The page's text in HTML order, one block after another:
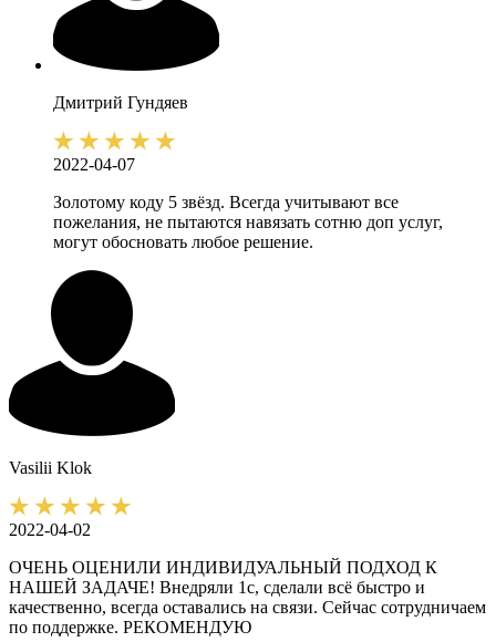
Дмитрий Гундяев
2022-04-07
Золотому коду 5 звёзд. Всегда учитывают все
пожелания, не пытаются навязать сотню доп услуг,
могут обосновать любое решение.
Vasilii Klok
2022-04-02
ОЧЕНЬ ОЦЕНИЛИ ИНДИВИДУАЛЬНЫЙ ПОДХОД К
НАШЕЙ ЗАДАЧЕ! Внедряли 1с, сделали всё быстро и
качественно, всегда оставались на связи. Сейчас сотрудничаем
по поддержке. РЕКОМЕНДУЮ